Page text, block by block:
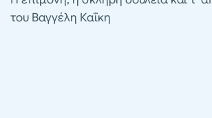
του Βαγγέλη Καΐκη